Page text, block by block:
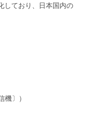
しており、日本国内の
〕）